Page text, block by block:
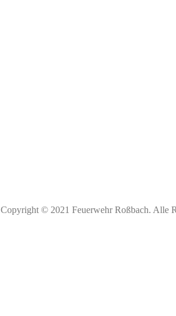
Copyright © 2021 Feuerwehr Roßbach. Alle